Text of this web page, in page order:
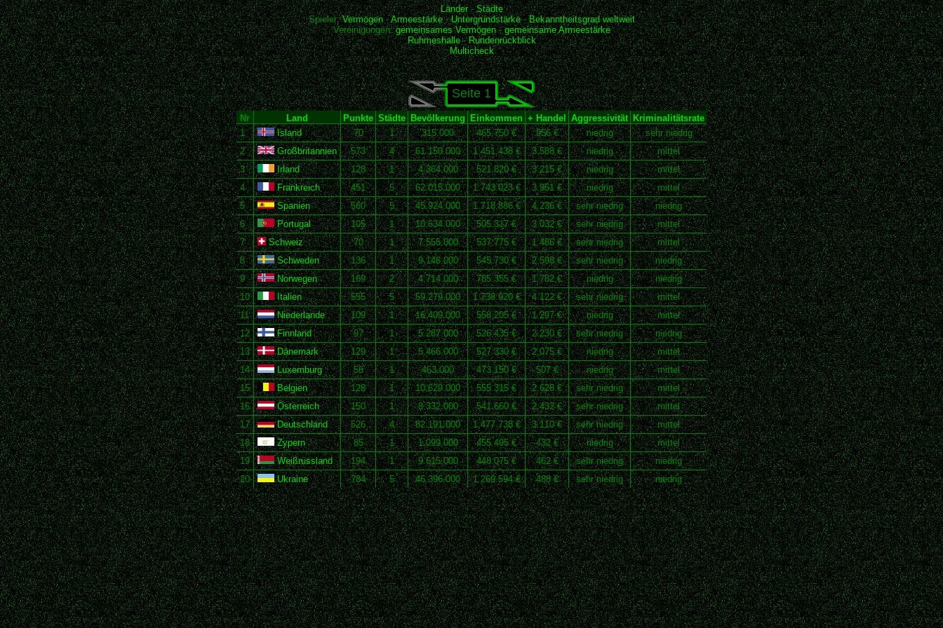
Länder-Städte
Spieler:Vermögen-Armeestärke-Untergrundstärke-Bekanntheitsgrad weltweit
Vereinigungen:gemeinsames Vermögen-gemeinsame Armeestärke
Ruhmeshalle-Rundenrückblick
Multicheck
Seite 1
Nr Land Punkte Städte Bevölkerung Einkommen + Handel Aggressivität Kriminalitätsrate
1
Island 70 1 315.000 465.750 € 956 € niedrig
sehr niedrig
2
Großbritannien 573 4 61.150.000 1.451.438 € 3.588 € niedrig
mittel
3
Irland 128 1 4.364.000 521.820 € 3.215 € niedrig
mittel
4
Frankreich 451 5 62.015.000 1.743.023 € 3.951 € niedrig
mittel
5
Spanien 560 5 45.924.000 1.718.886 € 4.236 € sehr niedrig
niedrig
6
Portugal 105 1 10.634.000 505.317 € 3.032 € sehr niedrig
mittel
7
Schweiz 70 1 7.555.000 537.775 € 1.486 € sehr niedrig
mittel
8
Schweden 136 1 9.146.000 545.730 € 2.598 € sehr niedrig
niedrig
9
Norwegen 169 2 4.714.000 785.355 € 1.782 € niedrig
niedrig
10
Italien 555 5 59.279.000 1.738.920 € 4.122 € sehr niedrig
mittel
11
Niederlande 109 1 16.409.000 558.205 € 1.297 € niedrig
mittel
12
Finnland 97 1 5.287.000 526.435 € 2.230 € sehr niedrig
niedrig
13
Dänemark 129 1 5.466.000 527.330 € 2.075 € niedrig
mittel
14
Luxemburg 56 1 463.000 473.150 € 507 € niedrig
mittel
15
Belgien 128 1 10.629.000 555.315 € 2.628 € sehr niedrig
mittel
16
Österreich 150 1 8.332.000 541.660 € 2.432 € sehr niedrig
mittel
17
Deutschland 526 4 82.191.000 1.477.738 € 3.110 € sehr niedrig
mittel
18
Zypern 85 1 1.099.000 455.495 € 432 € niedrig
mittel
19
Weißrussland 194 1 9.615.000 448.075 € 462 € sehr niedrig
niedrig
20
Ukraine 784 5 46.396.000 1.269.594 € 488 € sehr niedrig niedrig